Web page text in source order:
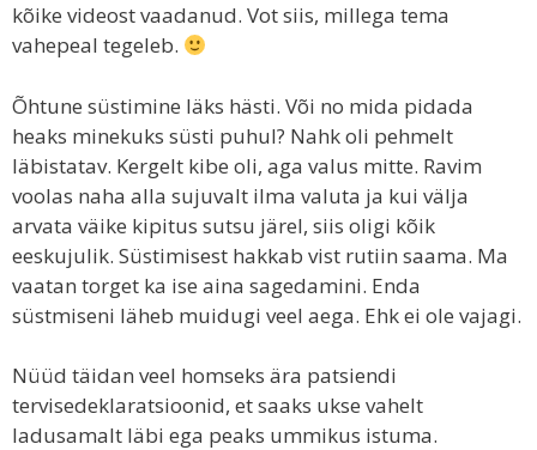
kõike videost vaadanud. Vot siis, millega tema
vahepeal tegeleb.
Õhtune süstimine läks hästi. Või no mida pidada
heaks minekuks süsti puhul? Nahk oli pehmelt
läbistatav. Kergelt kibe oli, aga valus mitte. Ravim
voolas naha alla sujuvalt ilma valuta ja kui välja
arvata väike kipitus sutsu järel, siis oligi kõik
eeskujulik. Süstimisest hakkab vist rutiin saama. Ma
vaatan torget ka ise aina sagedamini. Enda
süstmiseni läheb muidugi veel aega. Ehk ei ole vajagi.
Nüüd täidan veel homseks ära patsiendi
tervisedeklaratsioonid, et saaks ukse vahelt
ladusamalt läbi ega peaks ummikus istuma.